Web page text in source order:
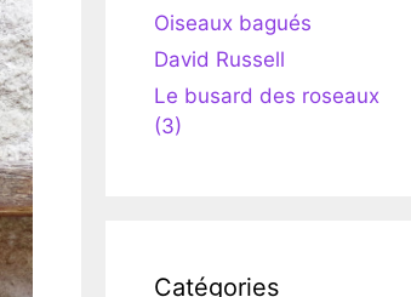
Oiseaux bagués
David Russell
Le busard des roseaux
(3)
Catégories